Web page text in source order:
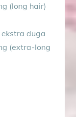
(long hair)
duga
(extra-long